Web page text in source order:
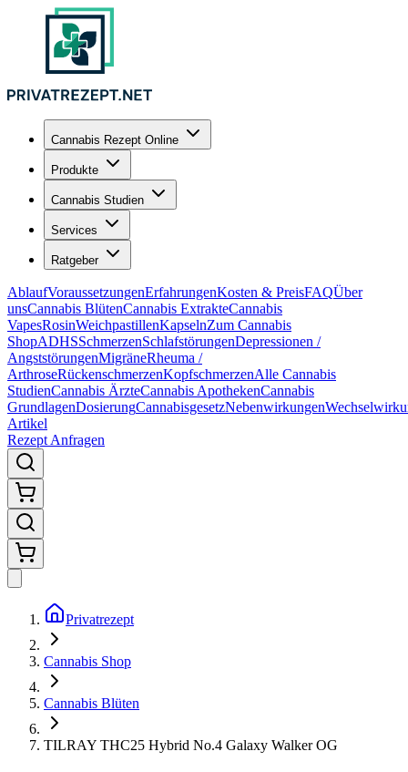
Cannabis Rezept Online
Produkte
Cannabis Studien
Services
Ratgeber
AblaufVoraussetzungenErfahrungenKosten & PreisFAQÜber
unsCannabis BlütenCannabis ExtrakteCannabis
VapesRosinWeichpastillenKapselnZum Cannabis
ShopADHSSchmerzenSchlafstörungenDepressionen /
AngststörungenMigräneRheuma /
ArthroseRückenschmerzenKopfschmerzenAlle Cannabis
StudienCannabis ÄrzteCannabis ApothekenCannabis
GrundlagenDosierungCannabisgesetzNebenwirkungen
Artikel
Rezept Anfragen
Privatrezept
Cannabis Shop
Cannabis Blüten
TILRAY THC25 Hybrid No.4 Galaxy Walker OG